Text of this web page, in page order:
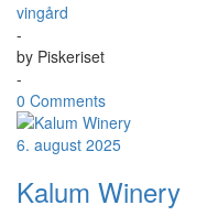
vingård
-
by Piskeriset
-
0 Comments
6. august 2025
Kalum Winery